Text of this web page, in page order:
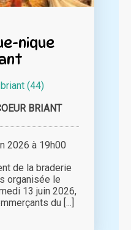
nique
(44)
BRIANT
2026 à 19h00
de la braderie
organisée le
13 juin 2026,
du [...]